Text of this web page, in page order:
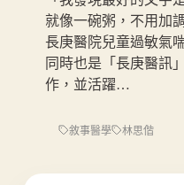
就像一碗粥，不用加
長庚醫院兒童過敏氣
同時也是「長庚醫訊
作，並活躍…
敘事醫學 林思偕